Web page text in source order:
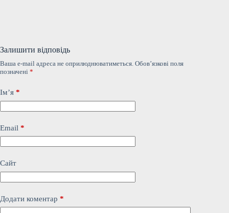
Залишити відповідь
Ваша e-mail адреса не оприлюднюватиметься. Обов’язкові поля
позначені *
Ім’я *
Email *
Сайт
Додати коментар *